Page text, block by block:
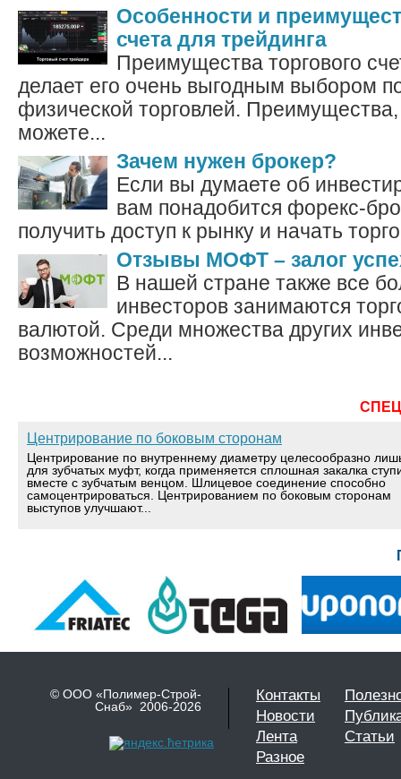
Особенности и
счета для трейдинга
Преимущества торгового
делает его очень выгодным выбором
физической торговлей.
можете...
Зачем нужен брокер?
Если вы думаете об
вам понадобится форекс-
получить доступ к рынку и начать
Отзывы МОФТ – залог
В нашей стране также все
инвесторов занимаются
валютой. Среди множества других
возможностей...
Центрирование по боковым сторонам
Центрирование по внутреннему диаметру целесообразно
для зубчатых муфт, когда применяется сплошная закалка
вместе с зубчатым венцом. Шлицевое соединение способно
самоцентрироваться. Центрированием по боковым сторонам
выступов улучшают...
© ООО «Полимер-Строй-
Снаб» 2006-2026
Контакты
Новости
Лента
Статьи
Разное